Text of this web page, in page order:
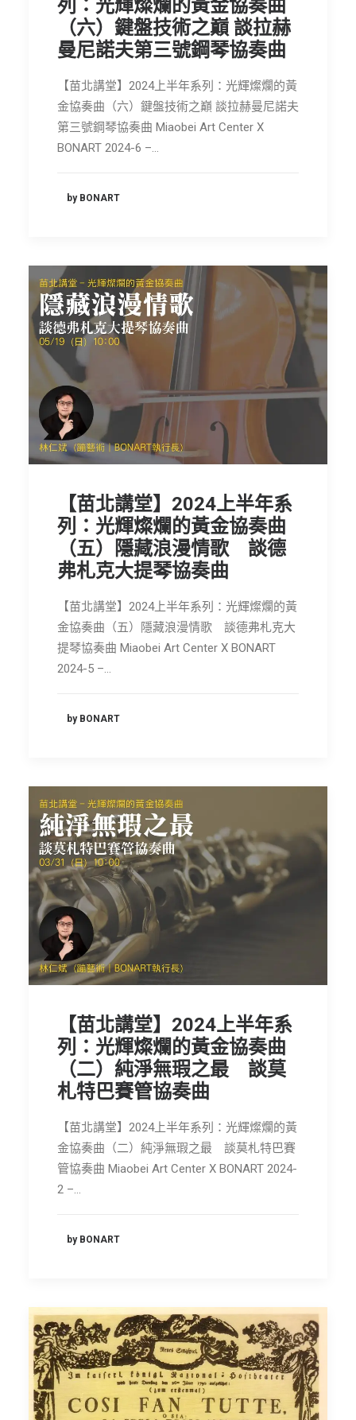
列：光輝燦爛的黃金協奏曲
（六）鍵盤技術之巔 談拉赫
曼尼諾夫第三號鋼琴協奏曲
【苗北講堂】2024上半年系列：光輝燦爛的黃
金協奏曲（六）鍵盤技術之巔 談拉赫曼尼諾夫
第三號鋼琴協奏曲 Miaobei Art Center X
BONART 2024-6 –…
by BONART
【苗北講堂】2024上半年系
列：光輝燦爛的黃金協奏曲
（五）隱藏浪漫情歌 談德
弗札克大提琴協奏曲
【苗北講堂】2024上半年系列：光輝燦爛的黃
金協奏曲（五）隱藏浪漫情歌 談德弗札克大
提琴協奏曲 Miaobei Art Center X BONART
2024-5 –…
by BONART
【苗北講堂】2024上半年系
列：光輝燦爛的黃金協奏曲
（二）純淨無瑕之最 談莫
札特巴賽管協奏曲
【苗北講堂】2024上半年系列：光輝燦爛的黃
金協奏曲（二）純淨無瑕之最 談莫札特巴賽
管協奏曲 Miaobei Art Center X BONART 2024-
2 –…
by BONART